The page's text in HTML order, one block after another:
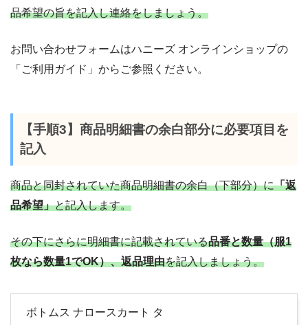
品希望の旨を記入し連絡をしましょう。
お問い合わせフォームはハニーズ オンラインショップの
「ご利用ガイド」からご参照ください。
【手順3】商品明細書の余白部分に必要項目を
記入
商品と同封されていた商品明細書の余白（下部分）に「返
品希望」と記入します。
その下にさらに明細書に記載されている品番と数量（服1
枚なら数量1でOK）、返品理由を記入しましょう。
ボトムス ナロースカート タ